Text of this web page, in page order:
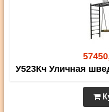
У523Кч Уличная